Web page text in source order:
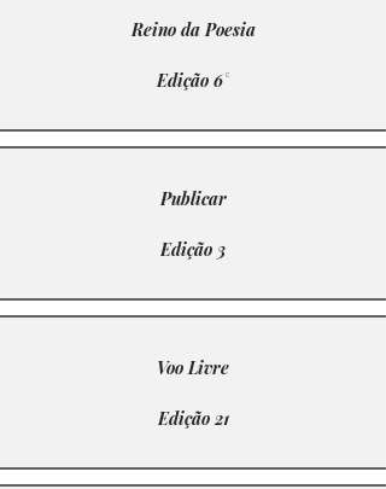
Reino da Poesia
Edição 6°
Publicar
Edição 3
Voo Livre
Edição 21